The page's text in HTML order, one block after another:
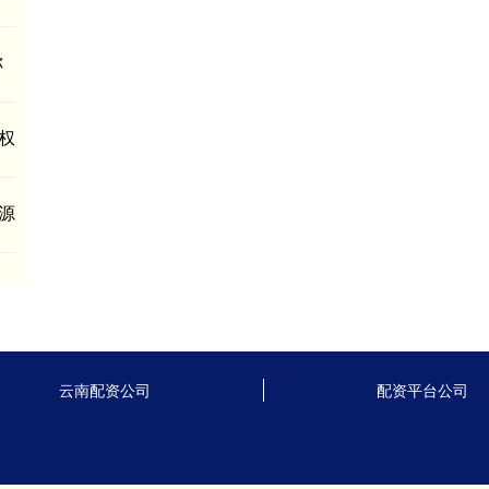
云南配资公司 配资平台公司